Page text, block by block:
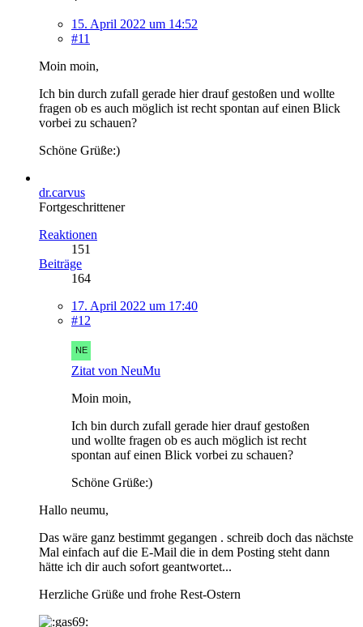
15. April 2022 um 14:52
#11
Moin moin,
Ich bin durch zufall gerade hier drauf gestoßen und wollte
fragen ob es auch möglich ist recht spontan auf einen Blick
vorbei zu schauen?
Schöne Grüße:)
dr.carvus
Fortgeschrittener
Reaktionen
151
Beiträge
164
17. April 2022 um 17:40
#12
Zitat von NeuMu
Moin moin,
Ich bin durch zufall gerade hier drauf gestoßen
und wollte fragen ob es auch möglich ist recht
spontan auf einen Blick vorbei zu schauen?
Schöne Grüße:)
Hallo neumu,
Das wäre ganz bestimmt gegangen . schreib doch das nächste
Mal einfach auf die E-Mail die in dem Posting steht dann
hätte ich dir auch sofort geantwortet...
Herzliche Grüße und frohe Rest-Ostern